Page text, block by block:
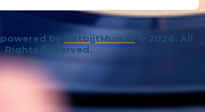
powered by KatbijtMuis.nl
© 2026. All
Rights Reserved.